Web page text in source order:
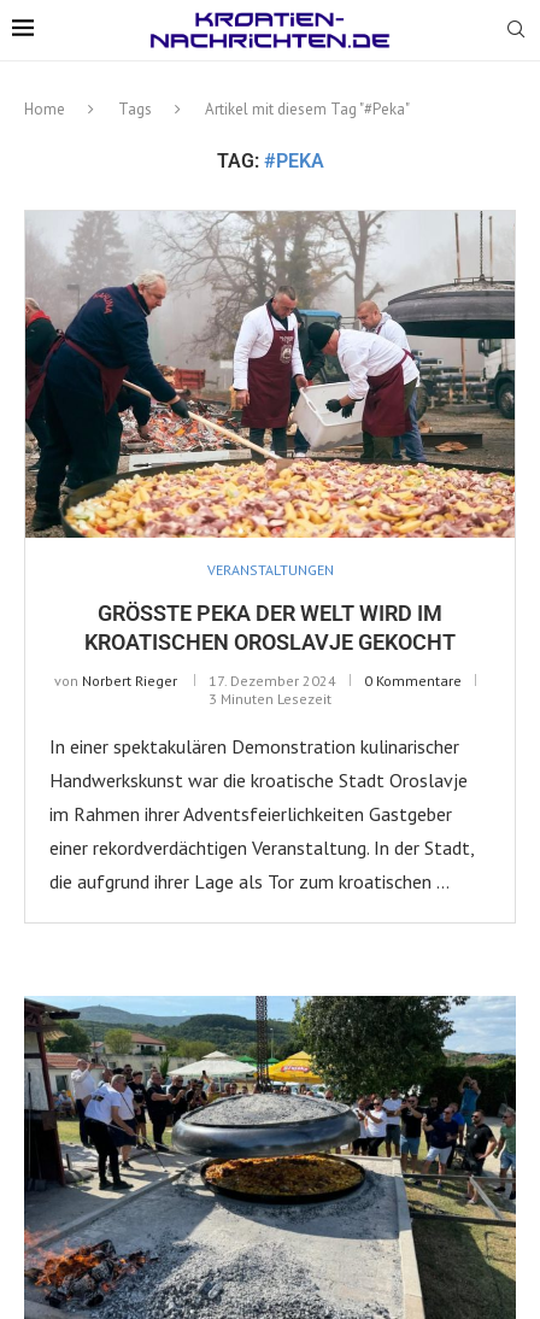
Home Tags Artikel mit diesem Tag "#Peka"
TAG: #PEKA
VERANSTALTUNGEN
GRÖSSTE PEKA DER WELT WIRD IM K
ROATISCHEN OROSLAVJE GEKOCHT
von Norbert Rieger 17. Dezember 2024
0 Kommentare
3 Minuten Lesezeit
In einer spektakulären Demonstration kulinarischer
Handwerkskunst war die kroatische Stadt Oroslavje
im Rahmen ihrer Adventsfeierlichkeiten Gastgeber
einer rekordverdächtigen Veranstaltung. In der Stadt,
die aufgrund ihrer Lage als Tor zum kroatischen …